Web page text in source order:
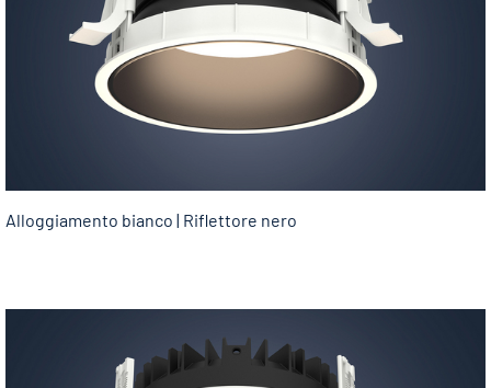
Alloggiamento bianco | Riflettore nero